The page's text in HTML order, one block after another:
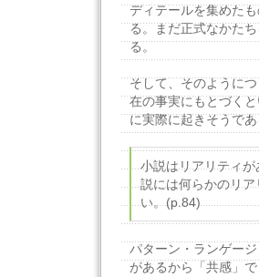
ディテールを集めた
る。まだ正式なかた
る。
そして、そのように
在の事実にもとづく
に実際に起きそうで
小説はリアリティ
説には何らかのリ
い。(p.84)
パターン・ランゲー
があるから「共感」